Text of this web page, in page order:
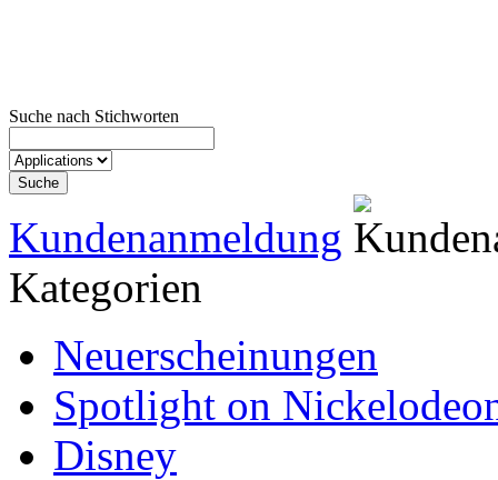
Suche nach Stichworten
Kundenanmeldung
Kategorien
Neuerscheinungen
Spotlight on
Disney